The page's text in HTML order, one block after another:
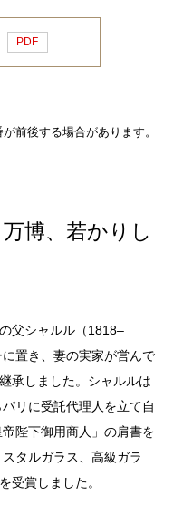
PDF
前後する場合があります。
博、若かりし
父シャルル（1818–
置き、妻の実家が営んで
承しました。シャルルは
リに受託代理人を立て自
陛下御用商人」の肩書を
タルガラス、高級ガラ
受賞しました。